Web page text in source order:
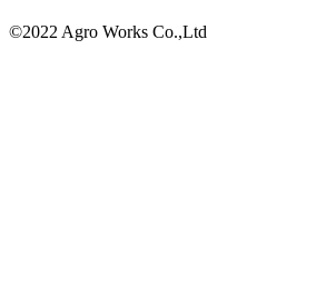
©2022 Agro Works Co.,Ltd